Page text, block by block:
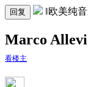
回复 ‖欧美纯音
Marco
看楼主